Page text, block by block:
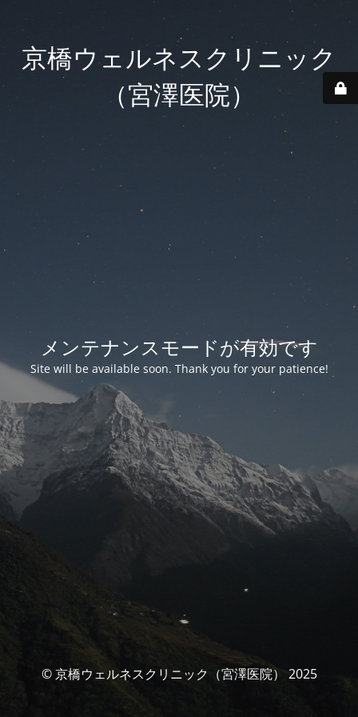
京橋ウェルネスクリニック
（宮澤医院）
メンテナンスモードが有効です
Site will be available soon. Thank you for your patience!
© 京橋ウェルネスクリニック（宮澤医院） 2025